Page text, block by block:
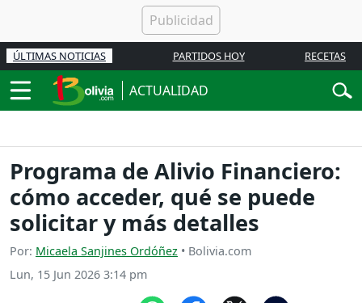
ÚLTIMAS NOTICIAS PARTIDOS HOY RECETAS
ACTUALIDAD
Programa de Alivio Financiero:
cómo acceder, qué se puede
solicitar y más detalles
Por: Micaela Sanjines Ordóñez • Bolivia.com
Lun, 15 Jun 2026 3:14 pm